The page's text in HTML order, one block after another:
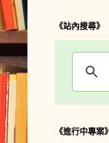
《站內搜尋》
《進行中專案》